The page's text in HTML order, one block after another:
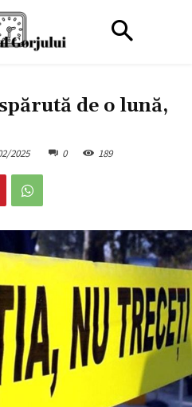
de o lună,
2025 0 189